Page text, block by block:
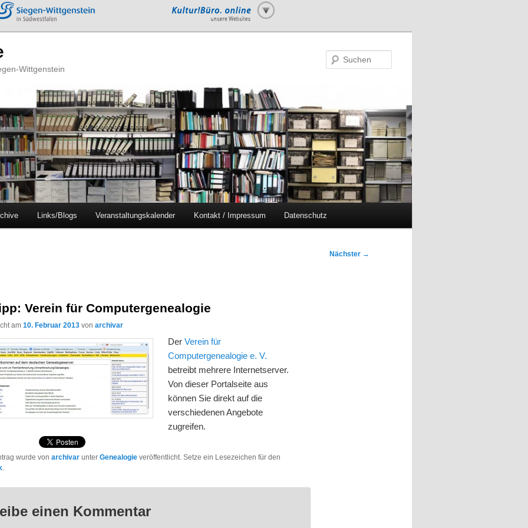
Wittgenstein
Links/Blogs Veranstaltungskalender Kontakt / Impressum Datenschutz
Nächster →
Verein für Computergenealogie
am10. Februar 2013 vonarchivar
Der Verein für
Computergenealogie e. V.
betreibt mehrere Internetserver.
Von dieser Portalseite aus
können Sie direkt auf die
verschiedenen Angebote
zugreifen.
wurde vonarchivar unterGenealogie veröffentlicht. Setze ein Lesezeichen für den
.
einen Kommentar